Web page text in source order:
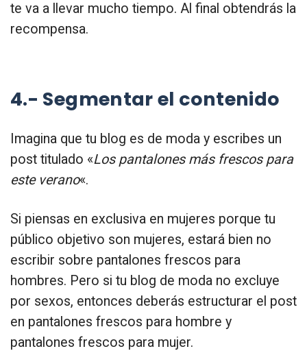
te va a llevar mucho tiempo. Al final obtendrás la
recompensa.
4.- Segmentar el contenido
Imagina que tu blog es de moda y escribes un
post titulado «Los pantalones más frescos para
este verano«.
Si piensas en exclusiva en mujeres porque tu
público objetivo son mujeres, estará bien no
escribir sobre pantalones frescos para
hombres. Pero si tu blog de moda no excluye
por sexos, entonces deberás estructurar el post
en pantalones frescos para hombre y
pantalones frescos para mujer.